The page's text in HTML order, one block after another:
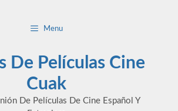
Menu
De Películas Cine
Cuak
De Películas De Cine Español Y